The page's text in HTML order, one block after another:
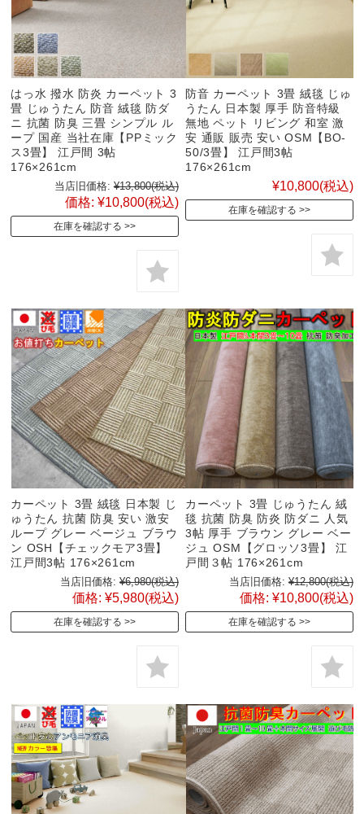
はっ水 撥水 防炎 カーペット 3
畳 じゅうたん 防音 絨毯 防ダ
ニ 抗菌 防臭 三畳 シンプル ル
ープ 国産 当社在庫【PPミック
ス3畳】 江戸間 3帖
176×261cm
当店旧価格: ¥13,800(税込)
価格: ¥10,800(税込)
在庫を確認する
防音 カーペット 3畳 絨毯 じゅ
うたん 日本製 厚手 防音特級
無地 ペット リビング 和室 激
安 通販 販売 安い OSM【BO‐
50/3畳】 江戸間3帖
176×261cm
¥10,800(税込)
在庫を確認する
カーペット 3畳 絨毯 日本製 じ
ゅうたん 抗菌 防臭 安い 激安
ループ グレー ベージュ ブラウ
ン OSH【チェックモア3畳】
江戸間3帖 176×261cm
当店旧価格: ¥6,980(税込)
価格: ¥5,980(税込)
在庫を確認する
カーペット 3畳 じゅうたん 絨
毯 抗菌 防臭 防炎 防ダニ 人気
3帖 厚手 ブラウン グレー ベー
ジュ OSM【グロッソ3畳】 江
戸間３帖 176×261cm
当店旧価格: ¥12,800(税込)
価格: ¥10,800(税込)
在庫を確認する